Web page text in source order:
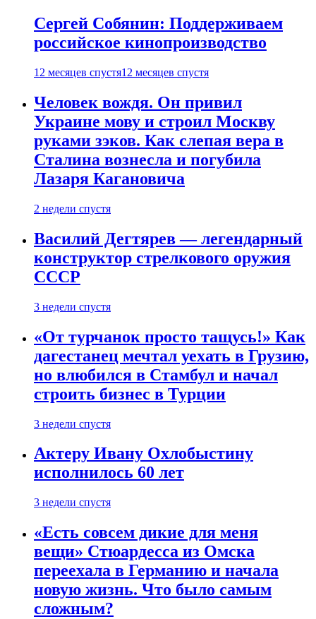
Сергей Собянин: Поддерживаем
российское кинопроизводство
12 месяцев спустя12 месяцев спустя
Человек вождя. Он привил
Украине мову и строил Москву
руками зэков. Как слепая вера в
Сталина вознесла и погубила
Лазаря Кагановича
2 недели спустя
Василий Дегтярев — легендарный
конструктор стрелкового оружия
СССР
3 недели спустя
«От турчанок просто тащусь!» Как
дагестанец мечтал уехать в Грузию,
но влюбился в Стамбул и начал
строить бизнес в Турции
3 недели спустя
Актеру Ивану Охлобыстину
исполнилось 60 лет
3 недели спустя
«Есть совсем дикие для меня
вещи» Стюардесса из Омска
переехала в Германию и начала
новую жизнь. Что было самым
сложным?